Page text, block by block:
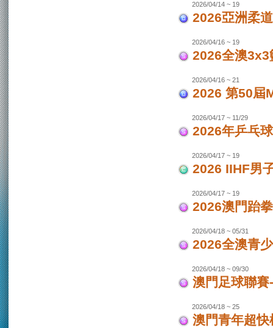
2026/04/14 ~ 19
2026亞洲柔
2026/04/16 ~ 19
2026全澳3x3
2026/04/16 ~ 21
2026 第50屆
2026/04/17 ~ 11/29
2026年乒乓
2026/04/17 ~ 19
2026 IIHF男
2026/04/17 ~ 19
2026澳門跆
2026/04/18 ~ 05/31
2026全澳青
2026/04/18 ~ 09/30
澳門足球聯
2026/04/18 ~ 25
澳門青年超快